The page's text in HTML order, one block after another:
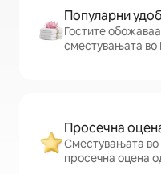
Популарни
Гостите
сместувањата
Просечна
Сместувањата
просечна оцена